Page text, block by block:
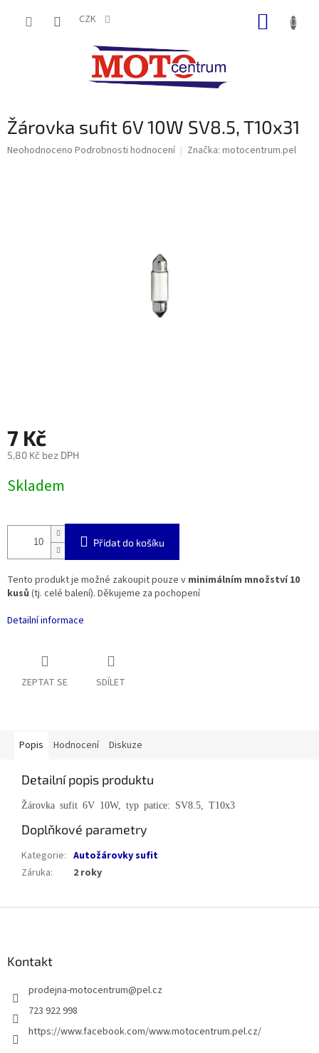
CZK
Žárovka sufit 6V 10W SV8.5, T10x31
Průměrné
Neohodnoceno Podrobnosti hodnocení Značka: motocentrum.pel
7 Kč
5,80 Kč bez DPH
cena:
Skladem
Přidat do košíku
Tento produkt je možné zakoupit pouze v minimálním množství 10
kusů (tj. celé balení). Děkujeme za pochopení
Detailní informace
ZEPTAT SE SDÍLET
Popis Hodnocení Diskuze
Detailní popis produktu
Žárovka sufit 6V 10W, typ patice: SV8.5, T10x3
Doplňkové parametry
Kategorie: Autožárovky sufit
Záruka: 2 roky
Kontakt
prodejna-motocentrum@pel.cz
723 922 998
https://www.facebook.com/www.motocentrum.pel.cz/